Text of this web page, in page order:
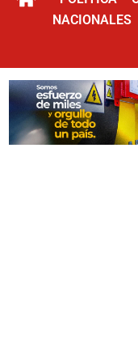
NACIONALES